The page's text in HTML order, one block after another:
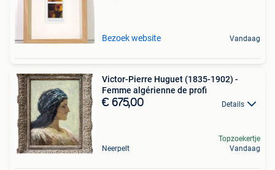
Bezoek website Vandaag
Victor-Pierre Huguet (1835-1902) -
Femme algérienne de profi
€ 675,00 Details
Neerpelt
Topzoekertje
Vandaag